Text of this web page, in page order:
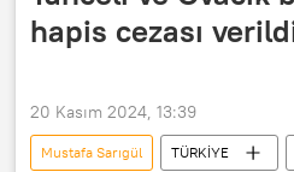
hapis cezası
20 Kasım 2024, 13:39
Mustafa Sarıgül TÜRKİYE